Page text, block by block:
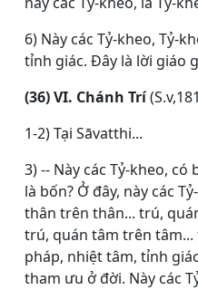
6) Này các Tỷ-kheo, Tỷ-
tỉnh giác. Ðây là lời giáo
(36) VI. Chánh Trí
1-2) Tại Sāvatthi...
3) -- Này các Tỷ-kheo,
là bốn? Ở đây, này các
thân trên thân... trú,
trú, quán tâm trên
pháp, nhiệt tâm, tỉnh
tham ưu ở đời. Này các